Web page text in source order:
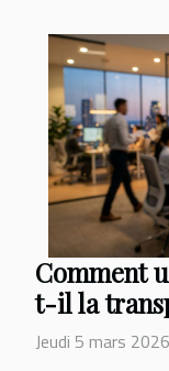
Comment
t-il la
Jeudi 5 mars